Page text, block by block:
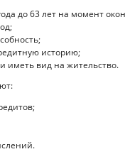
до 63 лет на момент
историю;
иметь вид на жительство.